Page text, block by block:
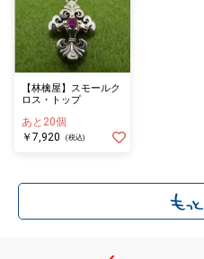
【林檎屋】スモールク
ロス・トップ
あと20個
￥7,920
(税込)